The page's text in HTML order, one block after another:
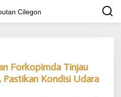
Forkopimda Tinjau
Pastikan Kondisi Udara